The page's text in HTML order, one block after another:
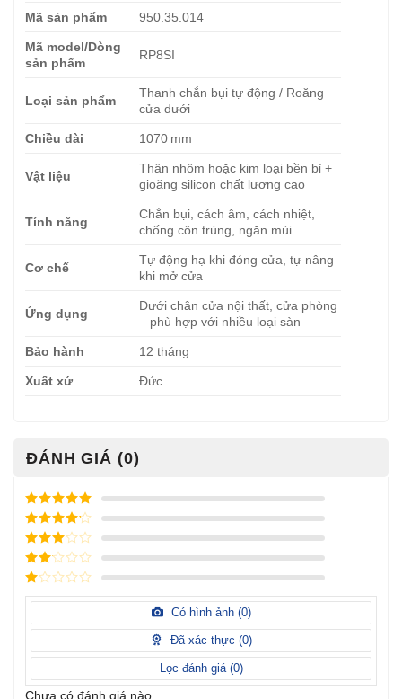
Mã sản phẩm 950.35.014
Mã model/Dòng
sản phẩm
RP8SI
Loại sản phẩm
Thanh chắn bụi tự động / Roăng
cửa dưới
Chiều dài 1070 mm
Vật liệu
Thân nhôm hoặc kim loại bền bỉ +
gioăng silicon chất lượng cao
Tính năng
Chắn bụi, cách âm, cách nhiệt,
chống côn trùng, ngăn mùi
Cơ chế
Tự động hạ khi đóng cửa, tự nâng
khi mở cửa
Ứng dụng
Dưới chân cửa nội thất, cửa phòng
– phù hợp với nhiều loại sàn
Bảo hành 12 tháng
Xuất xứ Đức
ĐÁNH GIÁ (0)
Được xếp
hạng
5
sao
Được xếp
hạng
sao
Được
xếp
hạng3
5 sao
Được
hạng
sao
Được
1
sao
Có hình ảnh (0)
Đã xác thực (0)
Lọc đánh giá (0)
Chưa có đánh giá nào.